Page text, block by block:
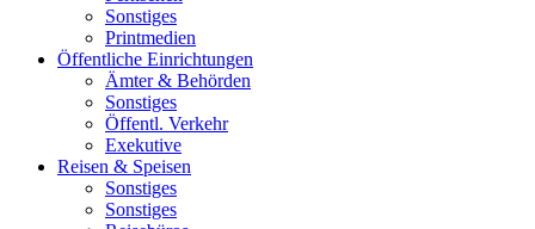
Sonstiges
Printmedien
Öffentliche Einrichtungen
Ämter & Behörden
Sonstiges
Öffentl. Verkehr
Exekutive
Reisen & Speisen
Sonstiges
Sonstiges